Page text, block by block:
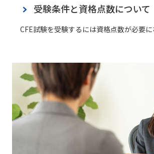
受験条件と資格点数について
CFE試験を受験するには資格点数が必要に